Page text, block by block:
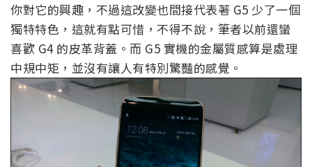
你對它的興趣，不過這改變也間接代表著 G5 少了一個
獨特特色，這就有點可惜，不得不說，筆者以前還蠻
喜歡 G4 的皮革背蓋。而 G5 實機的金屬質感算是處理
中規中矩，並沒有讓人有特別驚豔的感覺。